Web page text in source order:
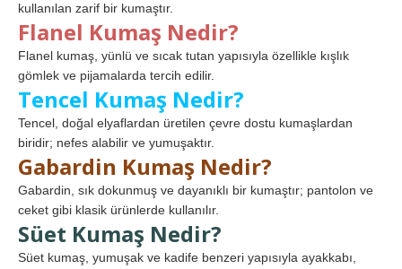
kullanılan zarif bir kumaştır.
Flanel Kumaş Nedir?
Flanel kumaş, yünlü ve sıcak tutan yapısıyla özellikle kışlık
gömlek ve pijamalarda tercih edilir.
Tencel Kumaş Nedir?
Tencel, doğal elyaflardan üretilen çevre dostu kumaşlardan
biridir; nefes alabilir ve yumuşaktır.
Gabardin Kumaş Nedir?
Gabardin, sık dokunmuş ve dayanıklı bir kumaştır; pantolon ve
ceket gibi klasik ürünlerde kullanılır.
Süet Kumaş Nedir?
Süet kumaş, yumuşak ve kadife benzeri yapısıyla ayakkabı,